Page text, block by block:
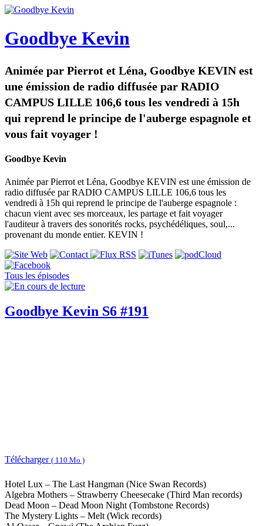
Goodbye Kevin
Animée par Pierrot et Léna, Goodbye KEVIN est
une émission de radio diffusée par RADIO
CAMPUS LILLE 106,6 tous les vendredi à 15h
qui reprend le principe de l'auberge espagnole et
vous fait voyager !
Goodbye Kevin
Animée par Pierrot et Léna, Goodbye KEVIN est une émission de
radio diffusée par RADIO CAMPUS LILLE 106,6 tous les
vendredi à 15h qui reprend le principe de l'auberge espagnole :
chacun vient avec ses morceaux, les partage et fait voyager
l'auditeur à travers des sonorités rocks, psychédéliques, soul,...
provenant du monde entier. KEVIN !
Tous les épisodes
Goodbye Kevin S6 #191
Télécharger ( 110 Mo )
Hotel Lux – The Last Hangman (Nice Swan Records)
Algebra Mothers – Strawberry Cheesecake (Third Man records)
Dead Moon – Dead Moon Night (Tombstone Records)
The Mystery Lights – Melt (Wick records)